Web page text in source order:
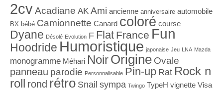
2cvAcadiane AK Ami ancienne anniversaire automobile
BX bébé Camionnette Canard coloré course
Dyane Désolé Evolution F Flat France Fun
Hoodride Humoristique japonaise Jeu LNA Mazda
monogramme Méhari NoirOrigine Ovale
panneau parodie Personnalisable Pin-up Rat Rock n
roll rond rétro Snail sympa Twingo TypeH vignette Visa